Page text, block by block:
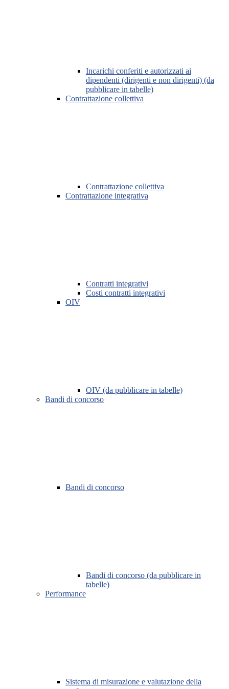
Incarichi conferiti e autorizzati ai
dipendenti (dirigenti e non dirigenti) (da
pubblicare in tabelle)
Contrattazione collettiva
Contrattazione collettiva
Contrattazione integrativa
Contratti integrativi
Costi contratti integrativi
OIV
OIV (da pubblicare in tabelle)
Bandi di concorso
Bandi di concorso
Bandi di concorso (da pubblicare in
tabelle)
Performance
Sistema di misurazione e valutazione della